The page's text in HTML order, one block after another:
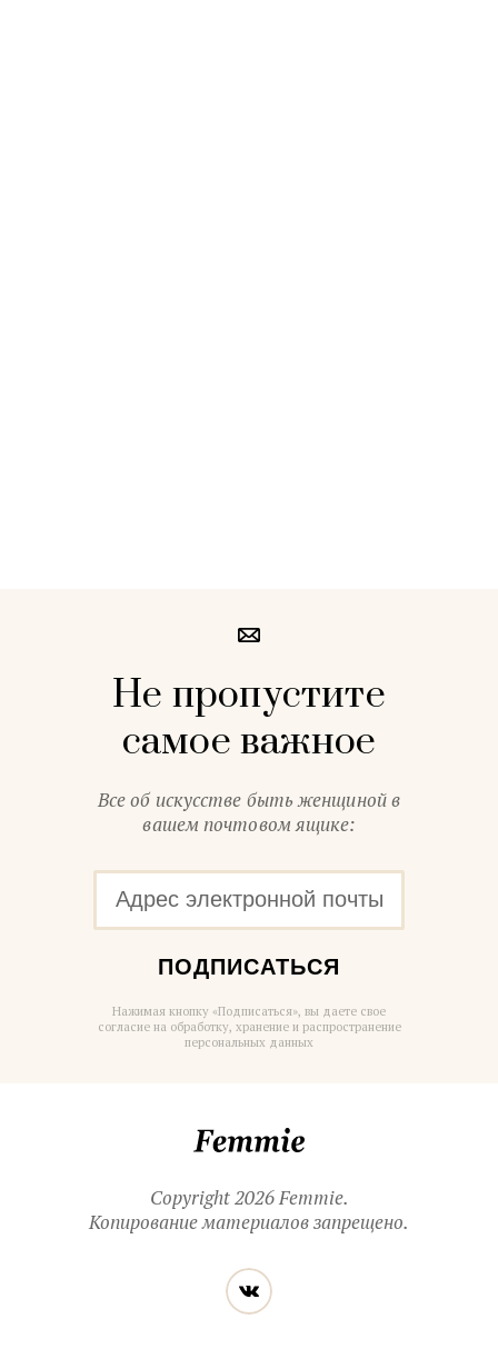
Не пропустите
самое важное
Все об искусстве быть женщиной в
вашем почтовом ящике:
ПОДПИСАТЬСЯ
Нажимая кнопку «Подписаться», вы даете свое
согласие на обработку, хранение и распространение
персональных данных
Copyright 2026 Femmie.
Копирование материалов запрещено.
Читайте
нас
в социальных